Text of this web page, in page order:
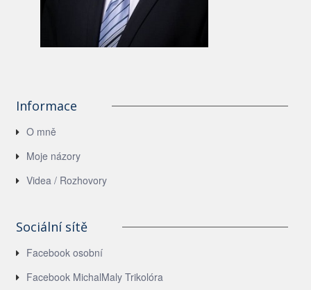
Informace
O mně
Moje názory
Videa / Rozhovory
Sociální sítě
Facebook osobní
Facebook MichalMaly Trikolóra